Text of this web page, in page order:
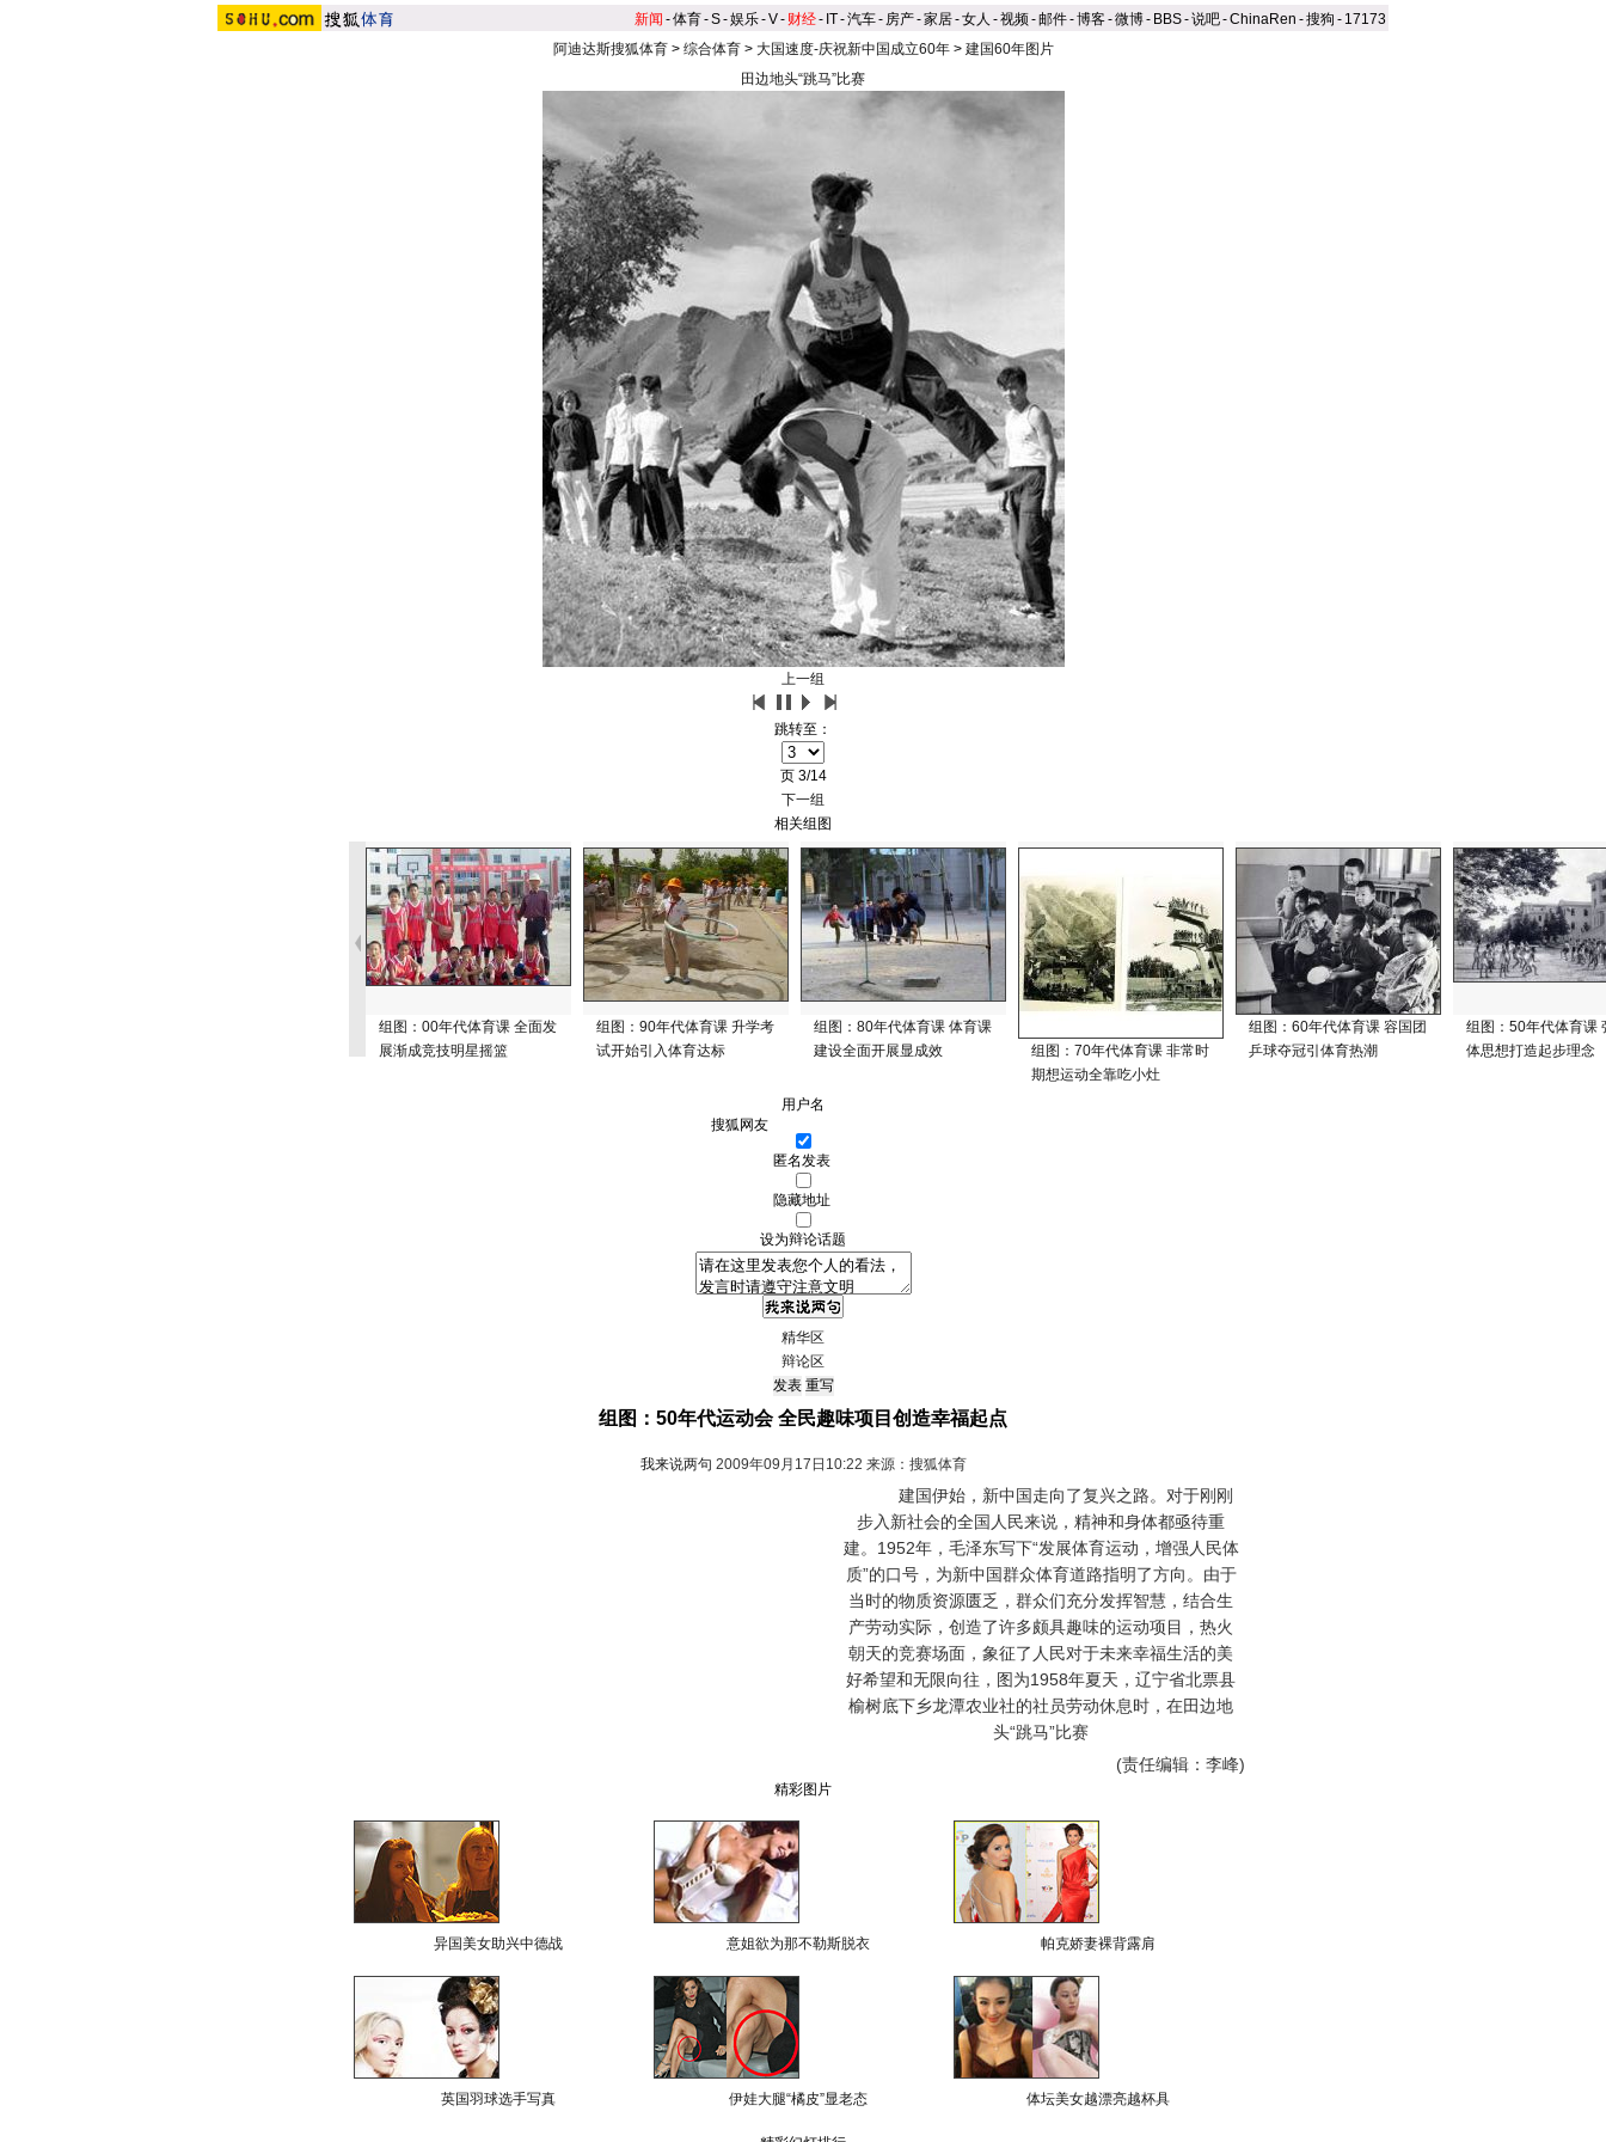
新闻 -体育-S-娱乐-V- 财经- IT-汽车- 房产-家居-女人 -视频-邮件-博客-微博- BBS-说吧-ChinaRen -搜狗 - 17173
阿迪达斯搜狐体育> 综合体育> 大国速度-庆祝新中国成立60年> 建国60年图片
田边地头“跳马”比赛
上一组
跳转至：
页 3/14
下一组
相关组图
组图：00年代体育课 全面发
展渐成竞技明星摇篮
组图：90年代体育课 升学考
试开始引入体育达标
组图：80年代体育课 体育课
建设全面开展显成效
组图：70年代体育课 非常时
期想运动全靠吃小灶
组图：60年代体育课 容国团
乒球夺冠引体育热潮
组图：50年代体育课
体思想打造起步理念
用户名
匿名发表
隐藏地址
设为辩论话题
精华区
辩论区
组图：50年代运动会 全民趣味项目创造幸福起点
我来说两句 2009年09月17日10:22 来源：搜狐体育
建国伊始，新中国走向了复兴之路。对于刚刚
步入新社会的全国人民来说，精神和身体都亟待重
建。1952年，毛泽东写下“发展体育运动，增强人民体
质”的口号，为新中国群众体育道路指明了方向。由于
当时的物质资源匮乏，群众们充分发挥智慧，结合生
产劳动实际，创造了许多颇具趣味的运动项目，热火
朝天的竞赛场面，象征了人民对于未来幸福生活的美
好希望和无限向往，图为1958年夏天，辽宁省北票县
榆树底下乡龙潭农业社的社员劳动休息时，在田边地
头“跳马”比赛
(责任编辑：李峰)
精彩图片
异国美女助兴中德战 意姐欲为那不勒斯脱衣 帕克娇妻裸背露肩
英国羽球选手写真 伊娃大腿“橘皮”显老态 体坛美女越漂亮越杯具